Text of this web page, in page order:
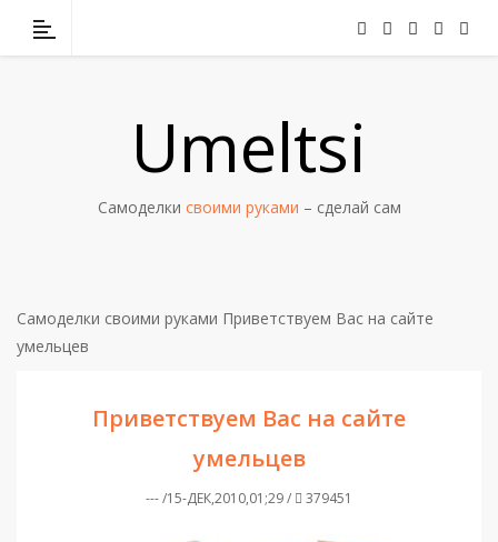
Umeltsi
Самоделки своими руками – сделай сам
Самоделки своими руками Приветствуем Вас на сайте
умельцев
Приветствуем Вас на сайте
умельцев
--- /15-ДЕК,2010,01;29 / 379451